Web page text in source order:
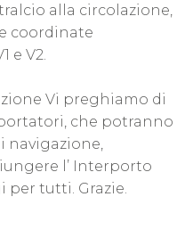
alla circolazione,
coordinate
e V2.
Vi preghiamo di
che potranno
navigazione,
l’ Interporto
per tutti. Grazie.